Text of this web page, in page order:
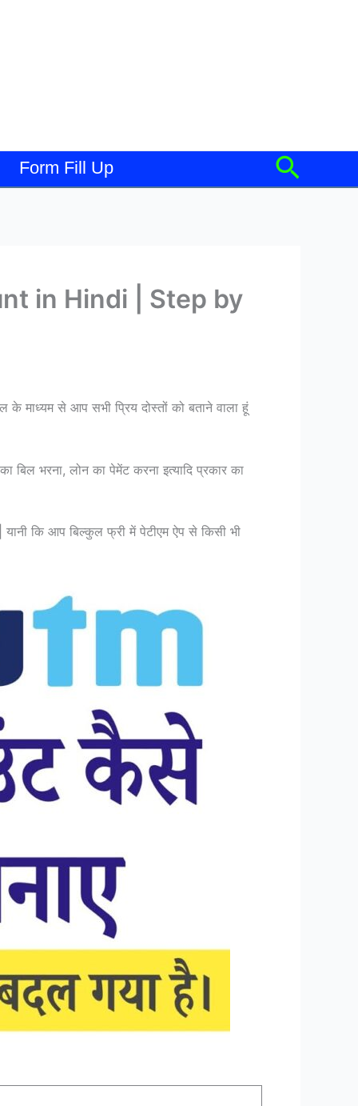
Form Fill Up
in Hindi | Step by
से आप सभी प्रिय दोस्तों को बताने वाला हूं
भरना, लोन का पेमेंट करना इत्यादि प्रकार का
कि आप बिल्कुल फ्री में पेटीएम ऐप से किसी भी